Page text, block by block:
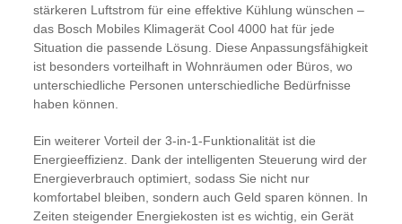
stärkeren Luftstrom für eine effektive Kühlung wünschen –
das Bosch Mobiles Klimagerät Cool 4000 hat für jede
Situation die passende Lösung. Diese Anpassungsfähigkeit
ist besonders vorteilhaft in Wohnräumen oder Büros, wo
unterschiedliche Personen unterschiedliche Bedürfnisse
haben können.
Ein weiterer Vorteil der 3-in-1-Funktionalität ist die
Energieeffizienz. Dank der intelligenten Steuerung wird der
Energieverbrauch optimiert, sodass Sie nicht nur
komfortabel bleiben, sondern auch Geld sparen können. In
Zeiten steigender Energiekosten ist es wichtig, ein Gerät